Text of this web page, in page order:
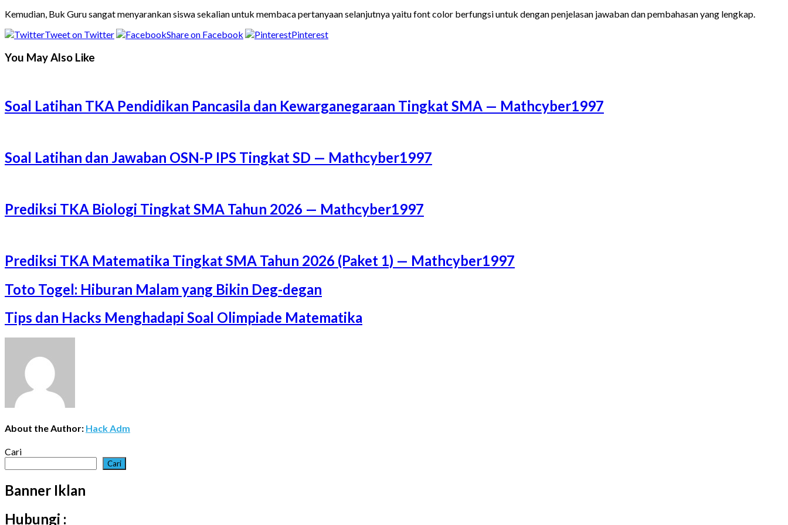
Kemudian, Buk Guru sangat menyarankan siswa sekalian untuk membaca pertanyaan selanjutnya yaitu font color berfungsi untuk dengan penjelasan jawaban dan pembahasan yang lengkap.
Tweet on Twitter
Share on Facebook Pinterest
You May Also Like
Soal Latihan TKA Pendidikan Pancasila dan Kewarganegaraan Tingkat SMA — Mathcyber1997
Soal Latihan dan Jawaban OSN-P IPS Tingkat SD — Mathcyber1997
Prediksi TKA Biologi Tingkat SMA Tahun 2026 — Mathcyber1997
Prediksi TKA Matematika Tingkat SMA Tahun 2026 (Paket 1) — Mathcyber1997
Toto Togel: Hiburan Malam yang Bikin Deg-degan
Tips dan Hacks Menghadapi Soal Olimpiade Matematika
About the Author: Hack Adm
Cari
Cari
Banner Iklan
Hubungi :